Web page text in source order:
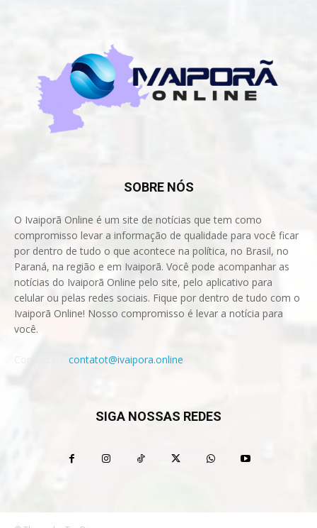
SOBRE NÓS
O Ivaiporã Online é um site de notícias que tem como
compromisso levar a informação de qualidade para você ficar
por dentro de tudo o que acontece na política, no Brasil, no
Paraná, na região e em Ivaiporã. Você pode acompanhar as
notícias do Ivaiporã Online pelo site, pelo aplicativo para
celular ou pelas redes sociais. Fique por dentro de tudo com o
Ivaiporã Online! Nosso compromisso é levar a notícia para
você.
contatot@ivaipora.online
SIGA NOSSAS REDES